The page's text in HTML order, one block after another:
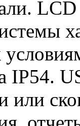
IP54.
или